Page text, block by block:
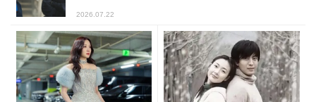
2026.07.22